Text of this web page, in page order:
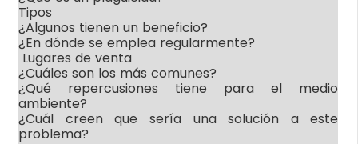
Tipos
¿Algunos tienen un beneficio?
¿En dónde se emplea regularmente?
Lugares de venta
¿Cuáles son los más comunes?
¿Qué repercusiones tiene para el medio
ambiente?
¿Cuál creen que sería una solución a este
problema?